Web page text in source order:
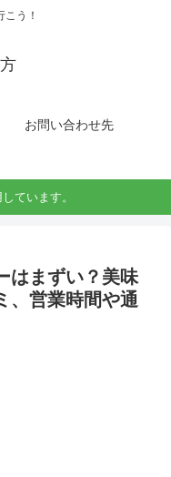
う！
お問い合わせ先
ています。
はまずい？美味
、営業時間や通